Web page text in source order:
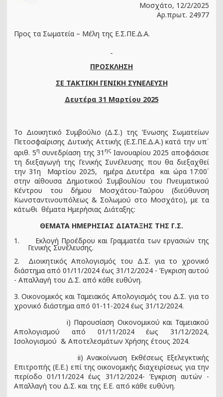
Μοσχάτο, 12/2/2025
Αρ.πρωτ. 24977
Προς τα Σωματεία – Μέλη της Ε.Σ.ΠΕ.Δ.Α.
ΠΡΟΣΚΛΗΣΗ
ΣΕ ΤΑΚΤΙΚΗ ΓΕΝΙΚΗ ΣΥΝΕΛΕΥΣΗ
Δευτέρα 31 Μαρτίου 2025
Το Διοικητικό Συμβούλιο (Δ.Σ.) της Ένωσης Σωματείων
Πετοσφαίρισης Δυτικής Αττικής (Ε.Σ.ΠΕ.Δ.Α.) κατά την υπ΄
αριθ. 5η συνεδρίαση της 31ης Ιανουαρίου 2025 αποφάσισε
τη διεξαγωγή της Γενικής Συνέλευσης που θα διεξαχθεί
την 31η Μαρτίου 2025, ημέρα Δευτέρα και ώρα 17:00΄
στην αίθουσα Δημοτικού Συμβουλίου του Πνευματικού
Κέντρου του δήμου Μοσχάτου-Ταύρου (διεύθυνση
Κωνσταντινουπόλεως & Σολωμού στο Μοσχάτο), με τα
κάτωθι θέματα Ημερήσιας Διάταξης:
ΘΕΜΑΤΑ ΗΜΕΡΗΣΙΑΣ ΔΙΑΤΑΞΗΣ ΤΗΣ Γ.Σ.
1.
Εκλογή Προέδρου και Γραμματέα των εργασιών της
Γενικής Συνέλευσης.
2. Διοικητικός Απολογισμός του Δ.Σ. για το χρονικό
διάστημα από 01/11/2024 έως 31/12/2024 - Έγκριση αυτού
- Απαλλαγή του Δ.Σ. από κάθε ευθύνη.
3. Οικονομικός και Ταμειακός Απολογισμός του Δ.Σ. για το
χρονικό διάστημα από 01-11-2024 έως 31/12/2024.
i) Παρουσίαση Οικονομικού και Ταμειακού
Απολογισμού από 01/11/2024 έως 31/12/2024,
Ισολογισμού & Αποτελεσμάτων Χρήσης έτους 2024.
ii) Ανακοίνωση Εκθέσεως Εξελεγκτικής
Επιτροπής (E.E.) επί της οικονομικής διαχειρίσεως για την
περίοδο 01/11/2024 έως 31/12/2024- Έγκριση αυτών -
Απαλλαγή του Δ.Σ. και της Ε.Ε. από κάθε ευθύνη.